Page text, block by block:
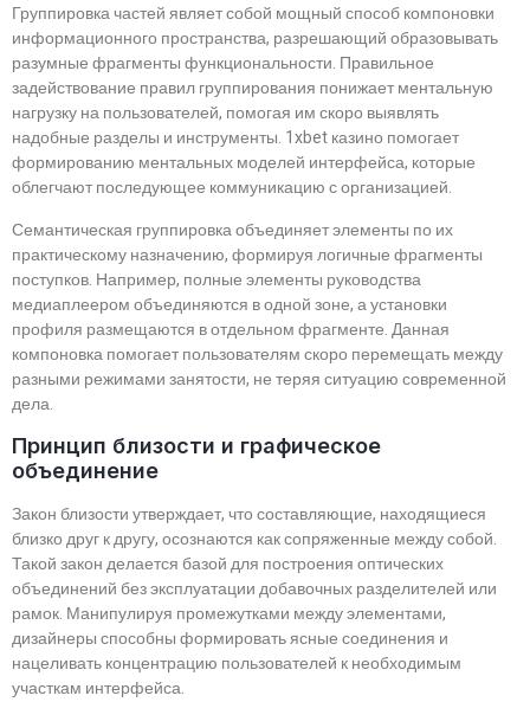
Группировка частей являет собой мощный способ компоновки
информационного пространства, разрешающий образовывать
разумные фрагменты функциональности. Правильное
задействование правил группирования понижает ментальную
нагрузку на пользователей, помогая им скоро выявлять
надобные разделы и инструменты. 1xbet казино помогает
формированию ментальных моделей интерфейса, которые
облегчают последующее коммуникацию с организацией.
Семантическая группировка объединяет элементы по их
практическому назначению, формируя логичные фрагменты
поступков. Например, полные элементы руководства
медиаплеером объединяются в одной зоне, а установки
профиля размещаются в отдельном фрагменте. Данная
компоновка помогает пользователям скоро перемещать между
разными режимами занятости, не теряя ситуацию современной
дела.
Принцип близости и графическое
объединение
Закон близости утверждает, что составляющие, находящиеся
близко друг к другу, осознаются как сопряженные между собой.
Такой закон делается базой для построения оптических
объединений без эксплуатации добавочных разделителей или
рамок. Манипулируя промежутками между элементами,
дизайнеры способны формировать ясные соединения и
нацеливать концентрацию пользователей к необходимым
участкам интерфейса.